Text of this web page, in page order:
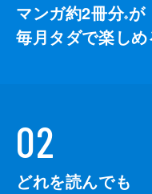
マンガ約2冊分※が
毎月タダで楽しめ
02
どれを読んでも